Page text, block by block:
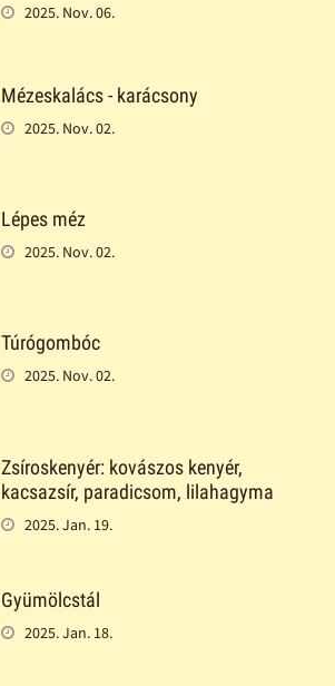
2025. Nov. 06.
Mézeskalács - karácsony
2025. Nov. 02.
Lépes méz
2025. Nov. 02.
Túrógombóc
2025. Nov. 02.
Zsíroskenyér: kovászos kenyér,
kacsazsír, paradicsom, lilahagyma
2025. Jan. 19.
Gyümölcstál
2025. Jan. 18.